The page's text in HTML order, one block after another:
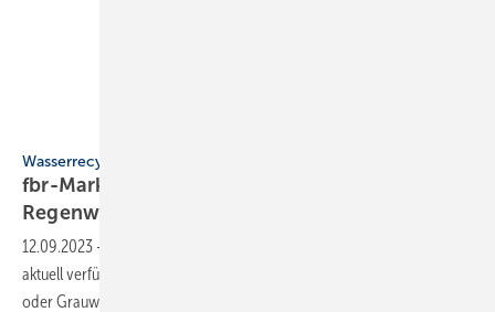
Wasserrecycling
fbr-Marktübersicht „Regenwassernutzung und
Regenwasserbewirtschaftung“
12.09.2023 -
aktuell verfügbare Produkte für den effizienten Umgang mit Regen-
oder Grauwasser